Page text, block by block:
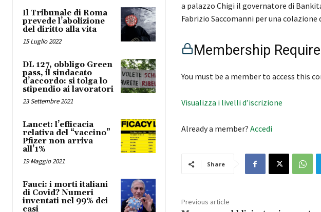
Il Tribunale di Roma
prevede l’abolizione
del diritto alla vita
15 Luglio 2022
DL 127, obbligo Green
pass, il sindacato
d’accordo: si tolga lo
stipendio ai lavoratori
23 Settembre 2021
Lancet: l’efficacia
relativa del “vaccino”
Pfizer non arriva
all’1%
19 Maggio 2021
Fauci: i morti italiani
di Covid? Numeri
inventati nel 99% dei
casi
a palazzo Chigi il governatore di
Fabrizio Saccomanni per una
Membership
You must be a member to access this
Visualizza i livelli d’iscrizione
Already a member? Accedi
Share
Previous article